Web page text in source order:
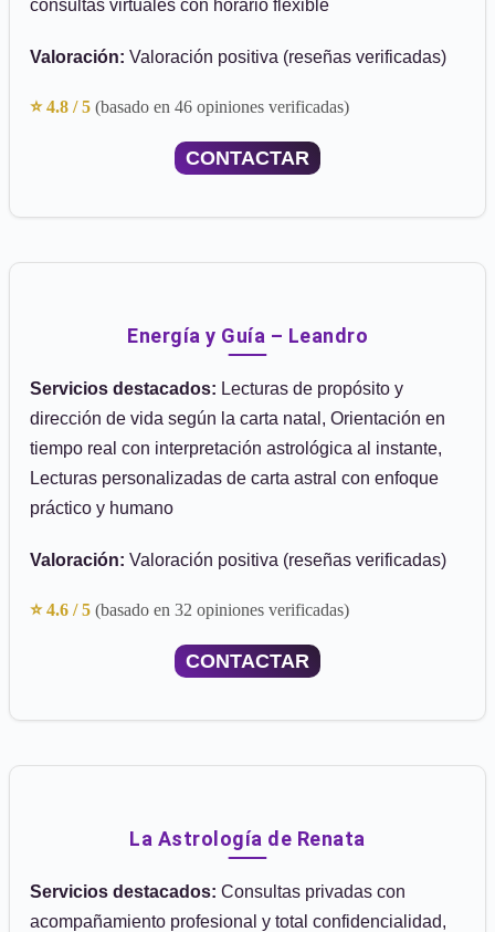
consultas virtuales con horario flexible
Valoración: Valoración positiva (reseñas verificadas)
⭐ 4.8 / 5 (basado en 46 opiniones verificadas)
CONTACTAR
Energía y Guía – Leandro
Servicios destacados: Lecturas de propósito y
dirección de vida según la carta natal, Orientación en
tiempo real con interpretación astrológica al instante,
Lecturas personalizadas de carta astral con enfoque
práctico y humano
Valoración: Valoración positiva (reseñas verificadas)
⭐ 4.6 / 5 (basado en 32 opiniones verificadas)
CONTACTAR
La Astrología de Renata
Servicios destacados: Consultas privadas con
acompañamiento profesional y total confidencialidad,